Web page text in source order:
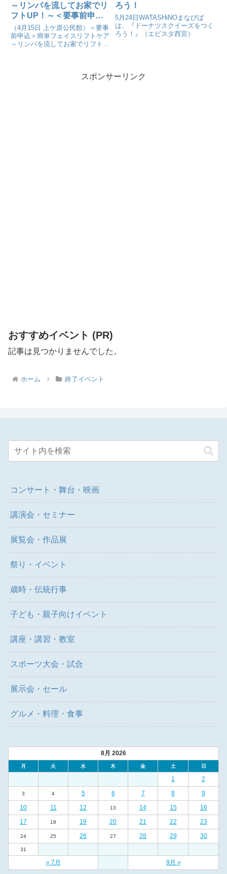
～リンパを流してお家でリ
フトUP！～＜要事前申込
＞
（4月15日 上ケ原公民館）＜要事
前申込＞簡単フェイスリフトケア
～リンパを流してお家でリフト
ろう！
5月24日WATASHiNOまなびば
は、『ドーナツスクイーズをつく
ろう！』（エビスタ西宮）
スポンサーリンク
おすすめイベント (PR)
記事は見つかりませんでした。
ホーム 終了イベント
コンサート・舞台・映画
講演会・セミナー
展覧会・作品展
祭り・イベント
歳時・伝統行事
子ども・親子向けイベント
講座・講習・教室
スポーツ大会・試合
展示会・セール
グルメ・料理・食事
8月 2026
月 火 水 木 金 土 日
1 2
3 4 5 6 7 8
9
10
11 12 13 14 15
16
17
18 19 20 21 22 23
24 25 26 27 28 29 30
31
« 7月 9月 »